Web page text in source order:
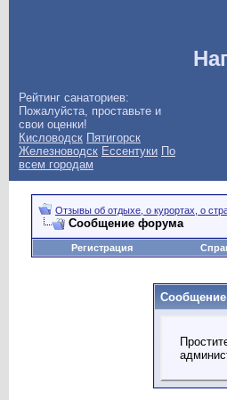
Рейтинг санаториев:
Пожалуйста, проставьте и
свои оценки!
Кисловодск Пятигорск
Железноводск Ессентуки По
всем городам
Отзывы об отдыхе, о курортах, о
Сообщение форума
Регистрация